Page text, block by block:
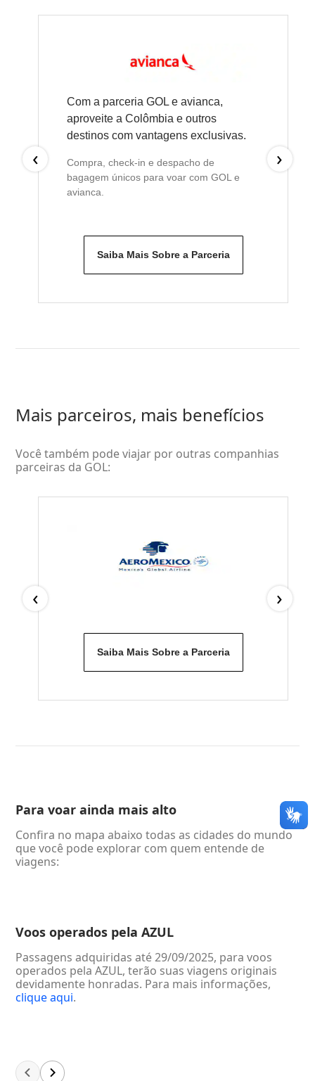
‹
Com a parceria GOL e avianca,
aproveite a Colômbia e outros
destinos com vantagens exclusivas.
Compra, check-in e despacho de
bagagem únicos para voar com GOL e
avianca.
Saiba Mais Sobre a Parceria
›
Mais parceiros, mais benefícios
Você também pode viajar por outras companhias
parceiras da GOL:
‹
Saiba Mais Sobre a Parceria
›
Para voar ainda mais alto
Confira no mapa abaixo todas as cidades do mundo
que você pode explorar com quem entende de
viagens:
Voos operados pela AZUL
Passagens adquiridas até 29/09/2025, para voos
operados pela AZUL, terão suas viagens originais
devidamente honradas. Para mais informações,
clique aqui.